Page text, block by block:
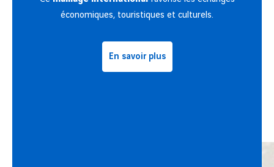
économiques, touristiques et culturels.
En savoir plus